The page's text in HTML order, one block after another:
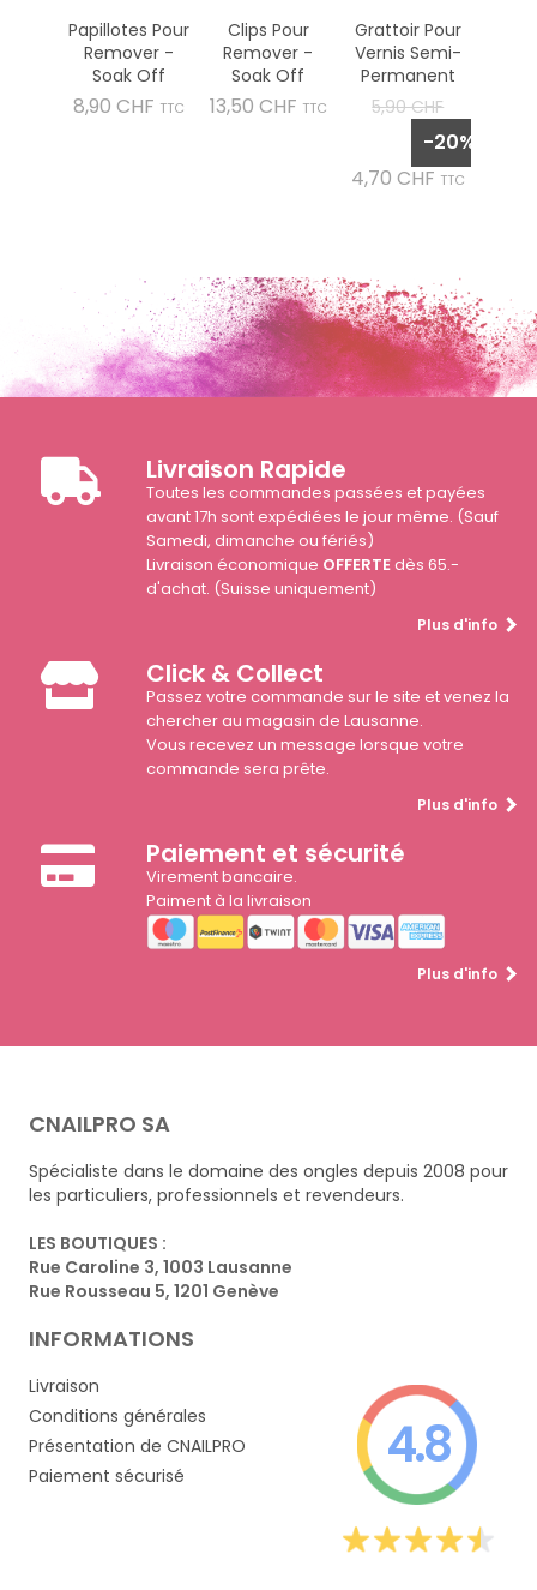
Papillotes Pour
Remover -
Soak Off
8,90 CHF Prix
TTC
Clips Pour
Remover -
Soak Off
13,50 CHF Prix
TTC
Grattoir Pour
Vernis Semi-
Permanent
Prix
5,90 CHF
-20%
4,70 CHF Prix
TTC
Livraison Rapide
Toutes les commandes passées et payées
avant 17h sont expédiées le jour même. (Sauf
Samedi, dimanche ou fériés)
Livraison économique OFFERTEdès 65.-
d'achat. (Suisse uniquement)
Plus d'info
Click & Collect
Passez votre commande sur le site et venez la
chercher au magasin de Lausanne.
Vous recevez un message lorsque votre
commande sera prête.
Plus d'info
Paiement et sécurité
Virement bancaire.
Paiment à la livraison
Plus d'info
CNAILPRO SA
Spécialiste dans le domaine des ongles depuis 2008 pour
les particuliers, professionnels et revendeurs.
LES BOUTIQUES :
Rue Caroline 3, 1003 Lausanne
Rue Rousseau 5, 1201 Genève
INFORMATIONS
Livraison
Conditions générales
Présentation de CNAILPRO
Paiement sécurisé
4.8